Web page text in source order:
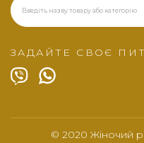
ЗАДАЙТЕ СВОЄ
© 2020 Жіночий